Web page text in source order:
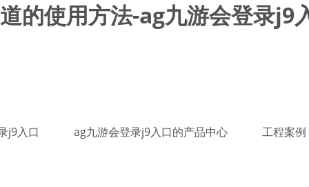
的使用方法-ag九游会登录j9
j9入口 ag九游会登录j9入口的产品中心 工程案例